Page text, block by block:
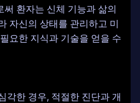
환자는 신체 기능과 삶의
자신의 상태를 관리하고 미
요한 지식과 기술을 얻을 수
각한 경우, 적절한 진단과 개